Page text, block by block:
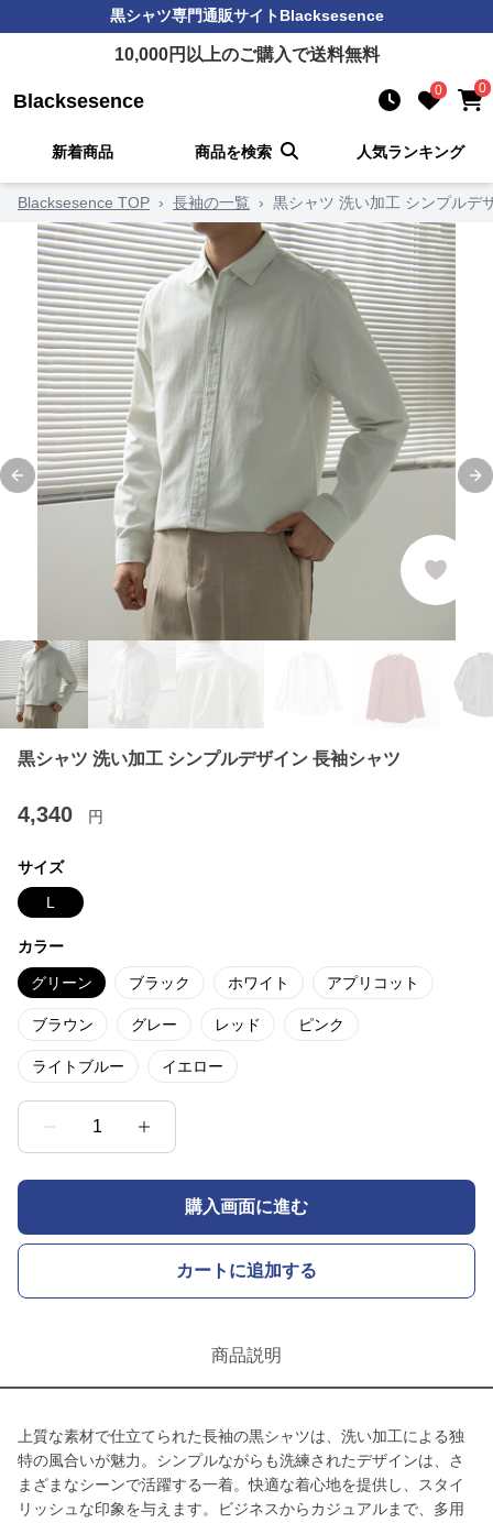
黒シャツ専門通販サイトBlacksesence
10,000円以上のご購入で送料無料
Blacksesence 0 0
新着商品 商品を検索 人気ランキング
Blacksesence TOP › 長袖の一覧 › 黒シャツ 洗い加工 シンプルデ
Previous slide
黒シャツ 洗い加工 シンプルデザイン 長袖シャツ
4,340 円
サイズ
L
カラー
グリーン ブラック ホワイト アプリコット
ブラウン グレー レッド ピンク
ライトブルー イエロー
1
購入画面に進む
カートに追加する
商品説明
上質な素材で仕立てられた長袖の黒シャツは、洗い加工による独
特の風合いが魅力。シンプルながらも洗練されたデザインは、さ
まざまなシーンで活躍する一着。快適な着心地を提供し、スタイ
リッシュな印象を与えます。ビジネスからカジュアルまで、多用